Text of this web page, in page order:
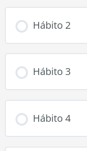
Hábito 2
Hábito 3
Hábito 4